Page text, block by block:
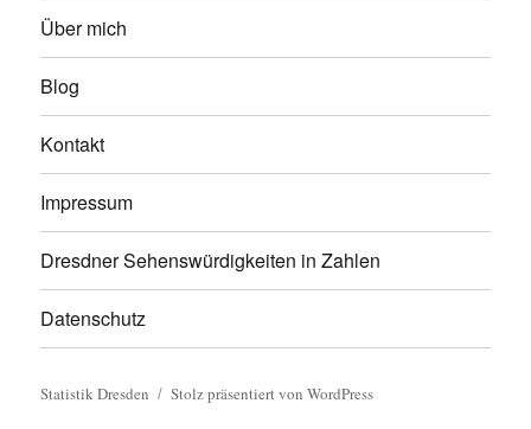
Über mich
Blog
Kontakt
Impressum
Dresdner Sehenswürdigkeiten in Zahlen
Datenschutz
Statistik Dresden Stolz präsentiert von WordPress